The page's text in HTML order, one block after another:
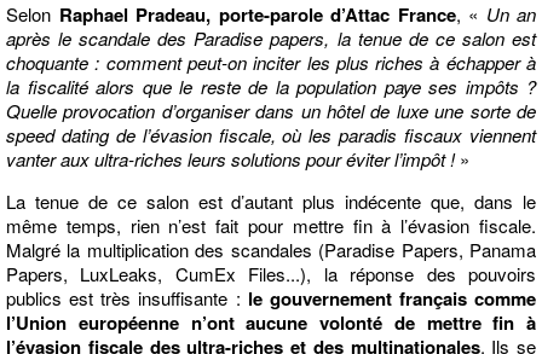
Selon Raphael Pradeau, porte-parole d’Attac France, « Un an
après le scandale des Paradise papers, la tenue de ce salon est
choquante : comment peut-on inciter les plus riches à échapper à
la fiscalité alors que le reste de la population paye ses impôts ?
Quelle provocation d’organiser dans un hôtel de luxe une sorte de
speed dating de l’évasion fiscale, où les paradis fiscaux viennent
vanter aux ultra-riches leurs solutions pour éviter l’impôt !»
La tenue de ce salon est d’autant plus indécente que, dans le
même temps, rien n’est fait pour mettre fin à l’évasion fiscale.
Malgré la multiplication des scandales (Paradise Papers, Panama
Papers, LuxLeaks, CumEx Files...), la réponse des pouvoirs
publics est très insuffisante : le gouvernement français comme
l’Union européenne n’ont aucune volonté de mettre fin à
l’évasion fiscale des ultra-riches et des multinationales. Ils se